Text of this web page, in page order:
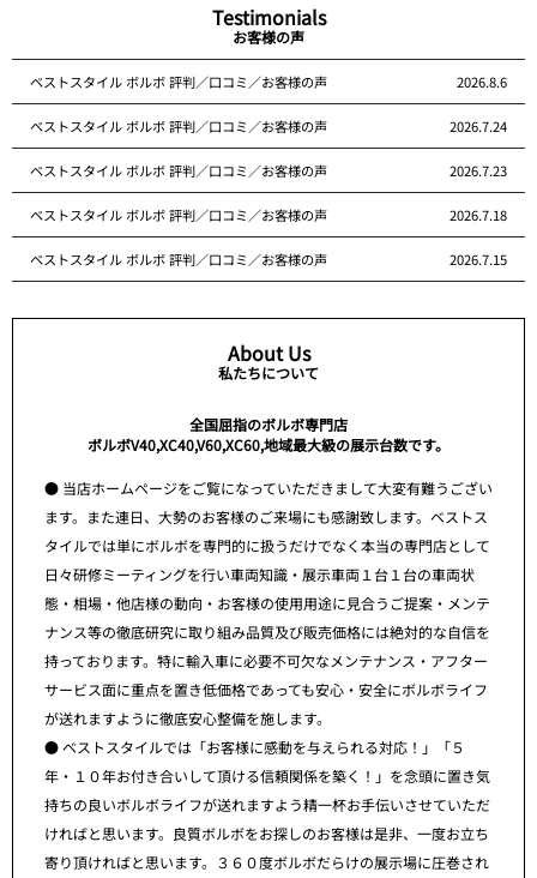
Testimonials
お客様の声
ベストスタイル ボルボ 評判／口コミ／お客様の声 2026.8.6
ベストスタイル ボルボ 評判／口コミ／お客様の声 2026.7.24
ベストスタイル ボルボ 評判／口コミ／お客様の声 2026.7.23
ベストスタイル ボルボ 評判／口コミ／お客様の声 2026.7.18
ベストスタイル ボルボ 評判／口コミ／お客様の声 2026.7.15
About Us
私たちについて
全国屈指のボルボ専門店
ボルボV40,XC40,V60,XC60,地域最大級の展示台数です。
● 当店ホームページをご覧になっていただきまして大変有難うござい
ます。また連日、大勢のお客様のご来場にも感謝致します。ベストス
タイルでは単にボルボを専門的に扱うだけでなく本当の専門店として
日々研修ミーティングを行い車両知識・展示車両１台１台の車両状
態・相場・他店様の動向・お客様の使用用途に見合うご提案・メンテ
ナンス等の徹底研究に取り組み品質及び販売価格には絶対的な自信を
持っております。特に輸入車に必要不可欠なメンテナンス・アフター
サービス面に重点を置き低価格であっても安心・安全にボルボライフ
が送れますように徹底安心整備を施します。
● ベストスタイルでは「お客様に感動を与えられる対応！」「５
年・１０年お付き合いして頂ける信頼関係を築く！」を念頭に置き気
持ちの良いボルボライフが送れますよう精一杯お手伝いさせていただ
ければと思います。良質ボルボをお探しのお客様は是非、一度お立ち
寄り頂ければと思います。３６０度ボルボだらけの展示場に圧巻され